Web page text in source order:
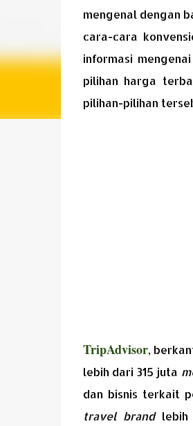
mengenal dengan
cara-cara
informasi
pilihan harga
pilihan-pilihan
TripAdvisor,
lebih dari 315 juta
dan bisnis terkait
travel brandlebih